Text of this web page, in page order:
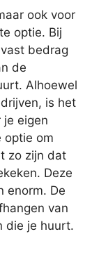
ook voor
optie. Bij
bedrag
de
Alhoewel
is het
je eigen
optie om
zo zijn dat
Deze
enorm. De
van
die je huurt.